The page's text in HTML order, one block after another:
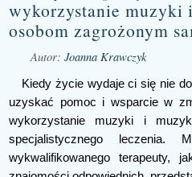
wykorzystanie muzyki
osobom zagrożonym
Autor: Joanna Krawczyk
Kiedy życie wydaje ci się nie
uzyskać pomoc i wsparcie w
wykorzystanie muzyki i
specjalistycznego leczenia.
wykwalifikowanego terapeuty,